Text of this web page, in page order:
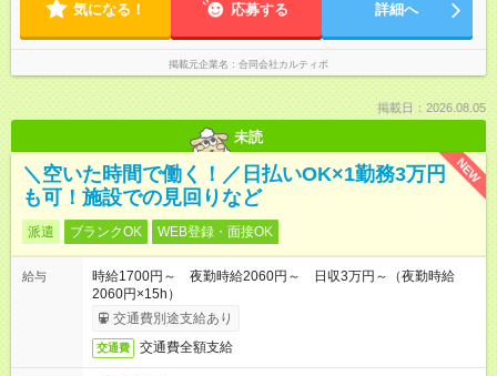
気になる！ 応募する 詳細へ
掲載元企業名 合同会社カルティボ
掲載日：2026.08.05
未読
NEW
＼空いた時間で働く！／日払いOK×1勤務3万円
も可！施設での見回りなど
派遣 ブランクOK WEB登録・面接OK
給与
時給1700円～ 夜勤時給2060円～ 日収3万円～（夜勤時給
2060円×15h）
交通費別途支給あり
交通費 交通費全額支給